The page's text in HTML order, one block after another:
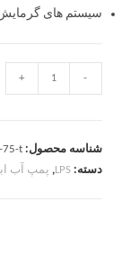
سیستم های
-
+
شناسه محصول:75-t
دسته:LPS
, پمپ آب